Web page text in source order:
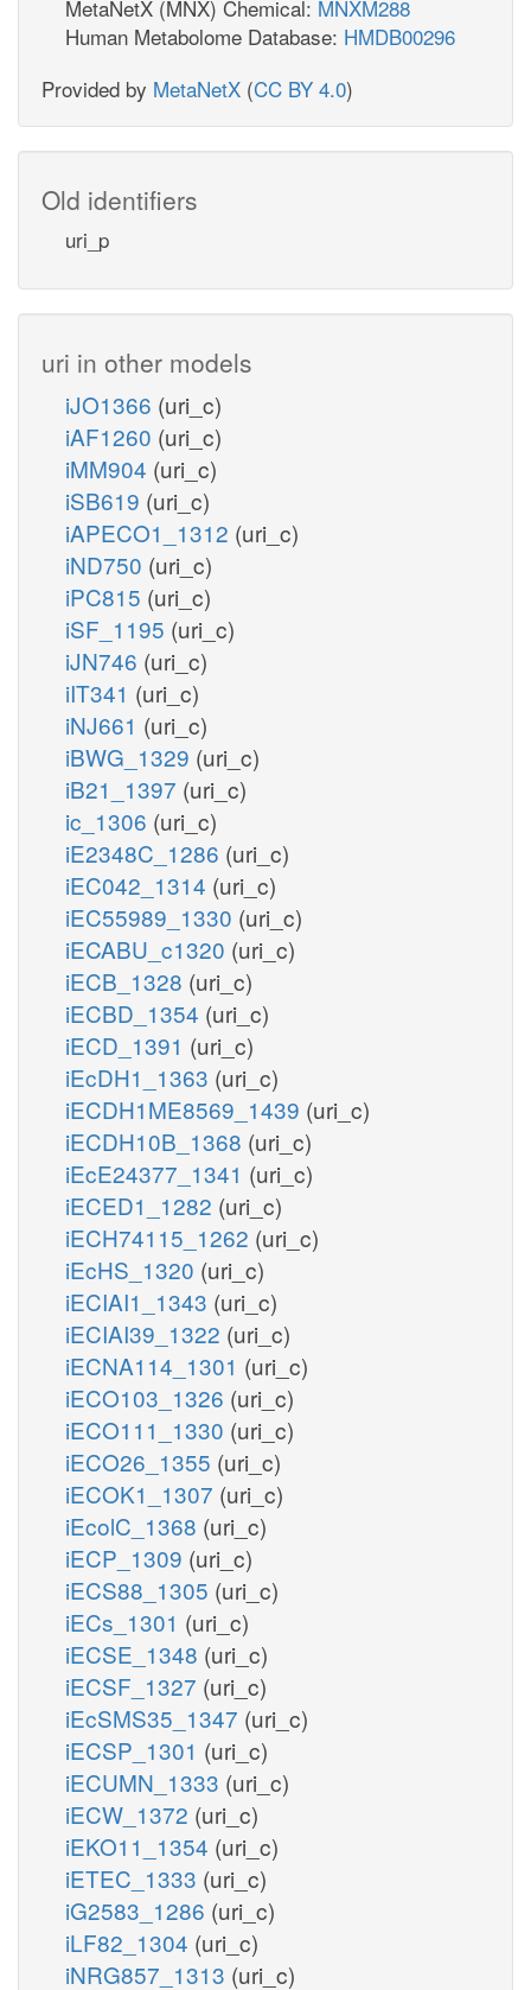
MetaNetX (MNX) Chemical: MNXM288
Human Metabolome Database: HMDB00296
Provided by MetaNetX (CC BY 4.0)
Old identifiers
uri_p
uri in other models
iJO1366 (uri_c)
iAF1260 (uri_c)
iMM904 (uri_c)
iSB619 (uri_c)
iAPECO1_1312 (uri_c)
iND750 (uri_c)
iPC815 (uri_c)
iSF_1195 (uri_c)
iJN746 (uri_c)
iIT341 (uri_c)
iNJ661 (uri_c)
iBWG_1329 (uri_c)
iB21_1397 (uri_c)
ic_1306 (uri_c)
iE2348C_1286 (uri_c)
iEC042_1314 (uri_c)
iEC55989_1330 (uri_c)
iECABU_c1320 (uri_c)
iECB_1328 (uri_c)
iECBD_1354 (uri_c)
iECD_1391 (uri_c)
iEcDH1_1363 (uri_c)
iECDH1ME8569_1439 (uri_c)
iECDH10B_1368 (uri_c)
iEcE24377_1341 (uri_c)
iECED1_1282 (uri_c)
iECH74115_1262 (uri_c)
iEcHS_1320 (uri_c)
iECIAI1_1343 (uri_c)
iECIAI39_1322 (uri_c)
iECNA114_1301 (uri_c)
iECO103_1326 (uri_c)
iECO111_1330 (uri_c)
iECO26_1355 (uri_c)
iECOK1_1307 (uri_c)
iEcolC_1368 (uri_c)
iECP_1309 (uri_c)
iECS88_1305 (uri_c)
iECs_1301 (uri_c)
iECSE_1348 (uri_c)
iECSF_1327 (uri_c)
iEcSMS35_1347 (uri_c)
iECSP_1301 (uri_c)
iECUMN_1333 (uri_c)
iECW_1372 (uri_c)
iEKO11_1354 (uri_c)
iETEC_1333 (uri_c)
iG2583_1286 (uri_c)
iLF82_1304 (uri_c)
iNRG857_1313 (uri_c)